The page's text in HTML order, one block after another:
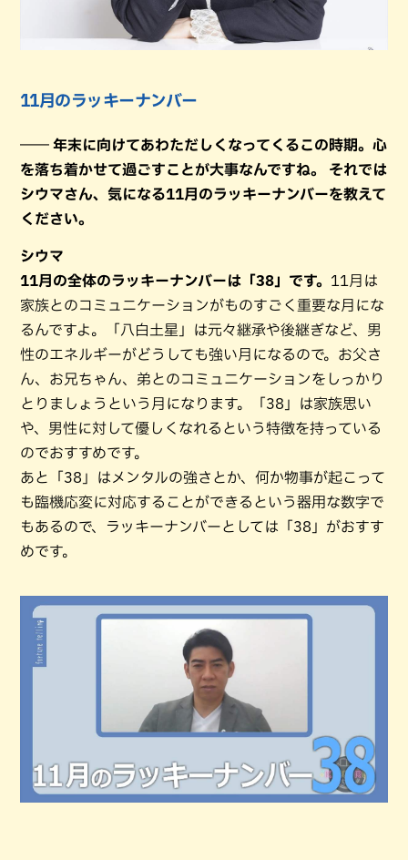
11月のラッキーナンバー
―― 年末に向けてあわただしくなってくるこの時期。心
を落ち着かせて過ごすことが大事なんですね。 それでは
シウマさん、気になる11月のラッキーナンバーを教えて
ください。
シウマ
11月の全体のラッキーナンバーは「38」です。 11月は
家族とのコミュニケーションがものすごく重要な月にな
るんですよ。「八白土星」は元々継承や後継ぎなど、男
性のエネルギーがどうしても強い月になるので。お父さ
ん、お兄ちゃん、弟とのコミュニケーションをしっかり
とりましょうという月になります。「38」は家族思い
や、男性に対して優しくなれるという特徴を持っている
のでおすすめです。
あと「38」はメンタルの強さとか、何か物事が起こって
も臨機応変に対応することができるという器用な数字で
もあるので、ラッキーナンバーとしては「38」がおすす
めです。